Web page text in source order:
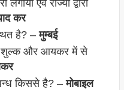
एवं राज्यों द्वारा
कर
है? –मुम्बई
शुल्क और आयकर में से
किससे है? –मोबाइल